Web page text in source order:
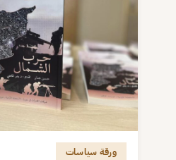
ورقة سياسات